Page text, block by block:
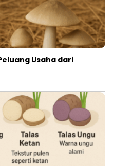
Usaha dari